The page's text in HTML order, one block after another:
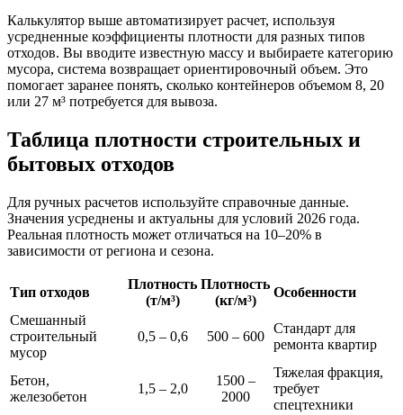
Калькулятор выше автоматизирует расчет, используя
усредненные коэффициенты плотности для разных типов
отходов. Вы вводите известную массу и выбираете категорию
мусора, система возвращает ориентировочный объем. Это
помогает заранее понять, сколько контейнеров объемом 8, 20
или 27 м³ потребуется для вывоза.
Таблица плотности строительных и
бытовых отходов
Для ручных расчетов используйте справочные данные.
Значения усреднены и актуальны для условий 2026 года.
Реальная плотность может отличаться на 10–20% в
зависимости от региона и сезона.
Тип отходов
Плотность
(т/м³)
Плотность
(кг/м³)
Особенности
Смешанный
строительный
мусор
0,5 – 0,6 500 – 600
Стандарт для
ремонта квартир
Бетон,
железобетон
1,5 – 2,0
1500 –
2000
Тяжелая фракция,
требует
спецтехники